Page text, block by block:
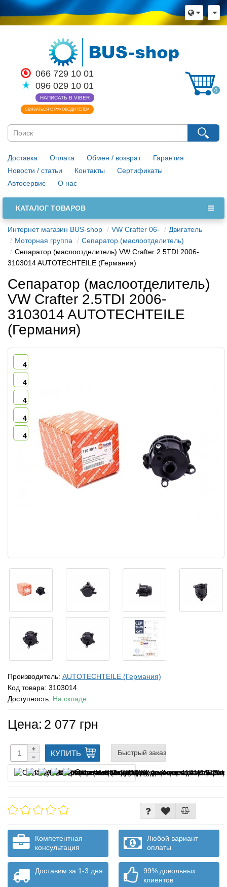
066 729 10 01
096 029 10 01
НАПИСАТЬ В VIBER
СВЯЗАТЬСЯ С РУКОВОДИТЕЛЕМ
0
Доставка Оплата Обмен / возврат
Гарантия
Новости / статьи
Контакты
Сертификаты
Автосервис
О нас
КАТАЛОГ ТОВАРОВ
Интернет магазин BUS-shop VW Crafter 06-
Двигатель
Моторная группа
Сепаратор (маслоотделитель)
Сепаратор (маслоотделитель) VW Crafter 2.5TDI 2006-
3103014 AUTOTECHTEILE (Германия)
Сепаратор (маслоотделитель)
VW Crafter 2.5TDI 2006-
3103014 AUTOTECHTEILE
(Германия)
4
4
4
4
4
Производитель: AUTOTECHTEILE (Германия)
Код товара: 3103014
Доступность: На складе
Цена: 2 077 грн
КУПИТЬ Быстрый заказ
Оплата частями
Компетентная
консультация
Любой вариант
оплаты
Доставим за 1-3 дня
99% довольных
клиентов